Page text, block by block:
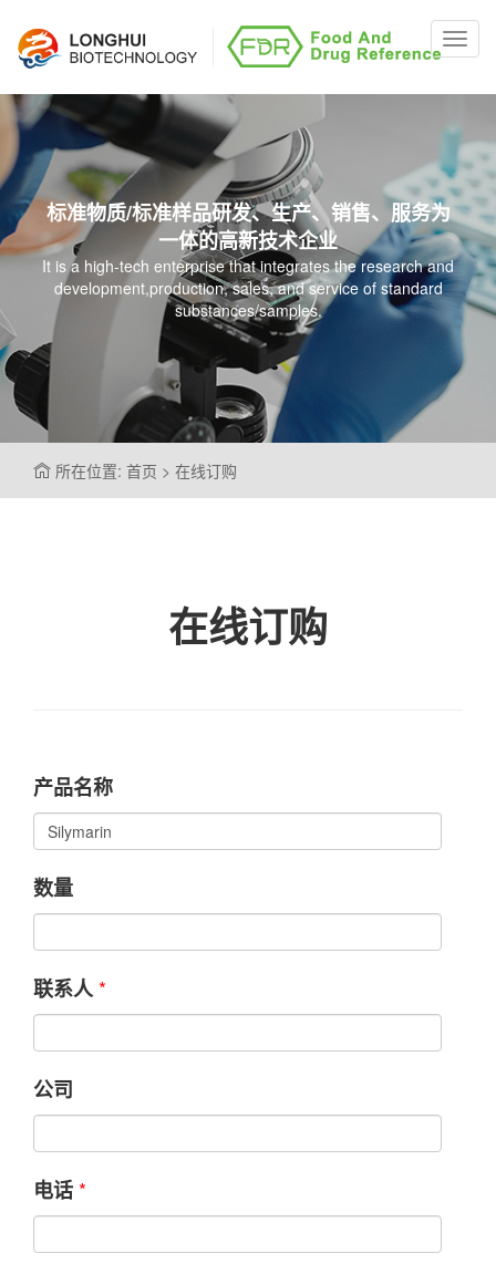
标准物质/标准样品研发、生产、销售、服务为
一体的高新技术企业
It is a high-tech enterprise that integrates the research and
development,production, sales, and service of standard
substances/samples.
所在位置: 首页 > 在线订购
在线订购
产品名称
数量
联系人 *
公司
电话 *